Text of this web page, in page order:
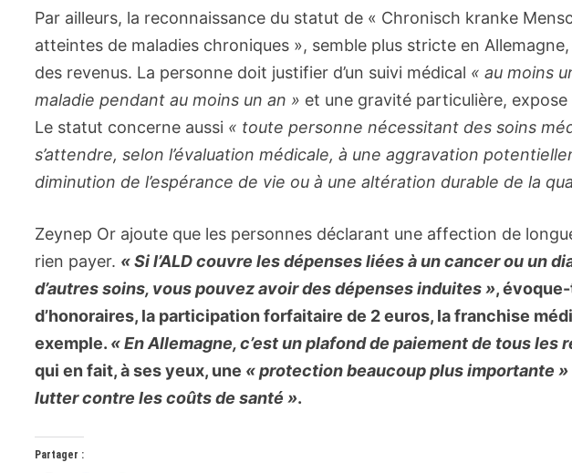
Par ailleurs, la reconnaissance du statut de « Chronisch kranke
atteintes de maladies chroniques », semble plus stricte en
des revenus. La personne doit justifier d’un suivi médical « au moins
maladie pendant au moins un an » et une gravité particulière, expose
Le statut concerne aussi « toute personne nécessitant des soins
s’attendre, selon l’évaluation médicale, à une aggravation
diminution de l’espérance de vie ou à une altération durable de la
Zeynep Or ajoute que les personnes déclarant une affection de
rien payer. « Si l’ALD couvre les dépenses liées à un cancer ou un
d’autres soins, vous pouvez avoir des dépenses induites »,
d’honoraires, la participation forfaitaire de 2 euros, la franchise
exemple. « En Allemagne, c’est un plafond de paiement de tous les
qui en fait, à ses yeux, une « protection beaucoup plus importante »
lutter contre les coûts de santé ».
Partager :